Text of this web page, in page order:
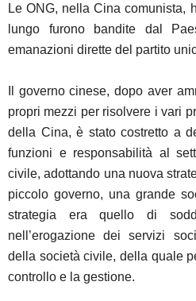
Le ONG, nella Cina comunista,
lungo furono bandite dal
emanazioni dirette del partito
Il governo cinese, dopo aver
propri mezzi per risolvere i vari
della Cina, è stato costretto a
funzioni e responsabilità al
civile, adottando una nuova
piccolo governo, una grande
strategia era quello di
nell’erogazione dei servizi
della società civile, della quale
controllo e la gestione.